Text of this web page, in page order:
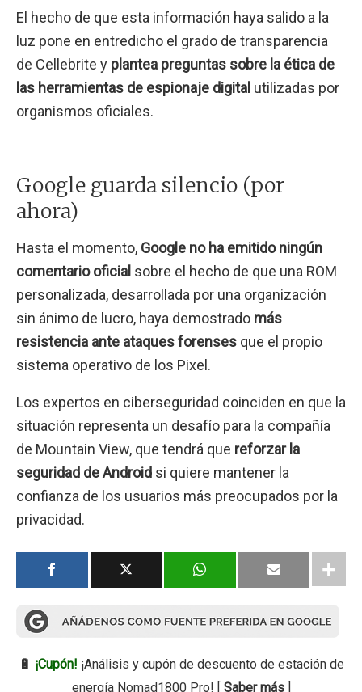
El hecho de que esta información haya salido a la
luz pone en entredicho el grado de transparencia
de Cellebrite y plantea preguntas sobre la ética de
las herramientas de espionaje digital utilizadas por
organismos oficiales.
Google guarda silencio (por
ahora)
Hasta el momento, Google no ha emitido ningún
comentario oficial sobre el hecho de que una ROM
personalizada, desarrollada por una organización
sin ánimo de lucro, haya demostrado más
resistencia ante ataques forenses que el propio
sistema operativo de los Pixel.
Los expertos en ciberseguridad coinciden en que la
situación representa un desafío para la compañía
de Mountain View, que tendrá que reforzar la
seguridad de Android si quiere mantener la
confianza de los usuarios más preocupados por la
privacidad.
🔋 ¡Cupón! ¡Análisis y cupón de descuento de estación de
energía Nomad1800 Pro! [ Saber más]